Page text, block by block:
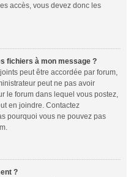
accès, vous devez donc les
fichiers à mon message ?
peut être accordée par forum,
peut ne pas avoir
le forum dans lequel vous postez,
en joindre. Contactez
pourquoi vous ne pouvez pas
?